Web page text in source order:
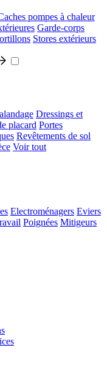
pompes à chaleur
Garde-corps
Stores extérieurs
Dressings et
placard Portes
Revêtements de sol
Voir tout
Electroménagers Eviers
Poignées Mitigeurs